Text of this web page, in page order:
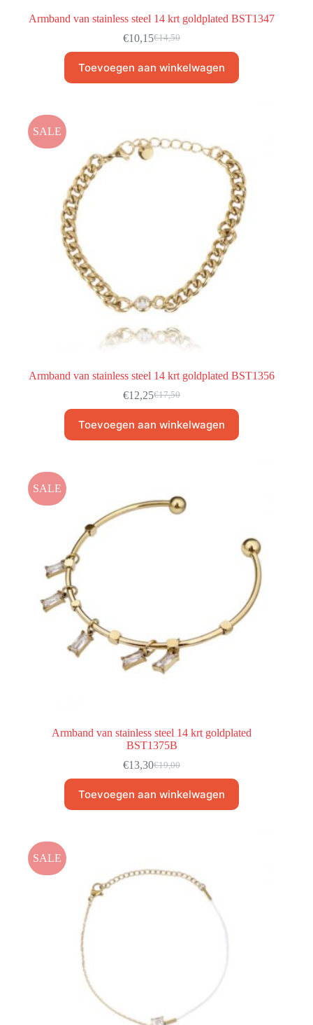
Armband van stainless steel 14 krt goldplated BST1347
€14,50
€10,15
Toevoegen aan winkelwagen
SALE
Armband van stainless steel 14 krt goldplated BST1356
€17,50
€12,25
Toevoegen aan winkelwagen
SALE
Armband van stainless steel 14 krt goldplated
BST1375B
€19,00
€13,30
Toevoegen aan winkelwagen
SALE